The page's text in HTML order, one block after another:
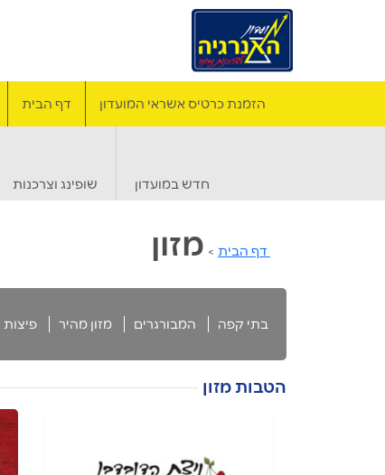
הזמנת כרטיס אשראי המועדון דף הבית
חדש במועדון שופינג וצרכנות
דף הבית > מזון
בתי קפה המבורגרים מזון מהיר פיצות
הטבות מזון